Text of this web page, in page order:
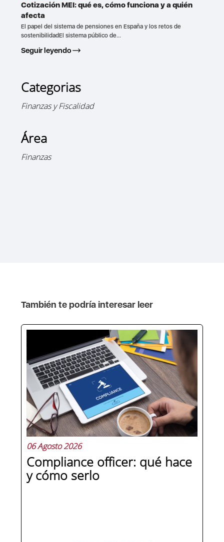
Cotización MEI: qué es, cómo funciona y a quién
afecta
El papel del sistema de pensiones en España y los retos de
sostenibilidadEl sistema público de...
Seguir leyendo
Categorias
Finanzas y Fiscalidad
Área
Finanzas
También te podría interesar leer
06 Agosto 2026
Compliance officer: qué hace
y cómo serlo